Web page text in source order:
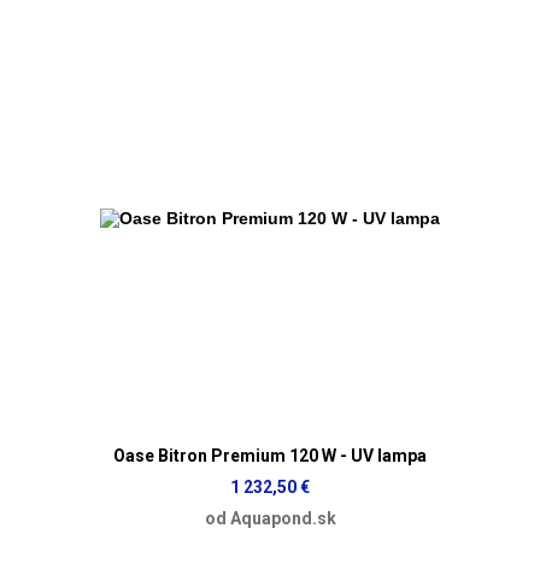
Oase Bitron Premium 120 W - UV lampa
1 232,50 €
od Aquapond.sk